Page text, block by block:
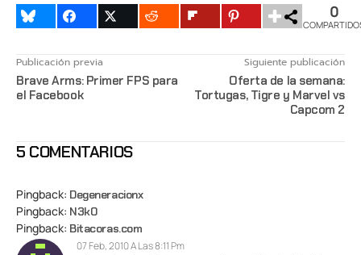
0
Publicación previa
Brave Arms: Primer FPS para
el Facebook
Siguiente publicación
Oferta de la semana:
Tortugas, Tigre y Marvel vs
Capcom 2
5 COMENTARIOS
Pingback: Degeneracionx
Pingback: N3k0
Pingback: Bitacoras.com
07 Feb, 2010 A Las 8:11 Pm